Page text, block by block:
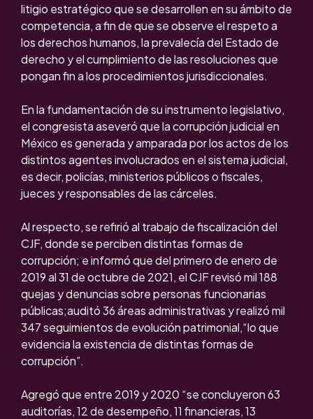
litigio estratégico que se desarrollen en su ámbito de
competencia, a fin de que se observe el respeto a
los derechos humanos, la prevalecía del Estado de
derecho y el cumplimiento de las resoluciones que
pongan fin a los procedimientos jurisdiccionales.
En la fundamentación de su instrumento legislativo,
el congresista aseveró que la corrupción judicial en
México es generada y amparada por los actos de los
distintos agentes involucrados en el sistema judicial,
es decir, policías, ministerios públicos o fiscales,
jueces y responsables de las cárceles.
Al respecto, se refirió al trabajo de fiscalización del
CJF, donde se perciben distintas formas de
corrupción; e informó que del primero de enero de
2019 al 31 de octubre de 2021, el CJF revisó mil 188
quejas y denuncias sobre personas funcionarias
públicas;auditó 36 áreas administrativas y realizó mil
347 seguimientos de evolución patrimonial,“lo que
evidencia la existencia de distintas formas de
corrupción”.
Agregó que entre 2019 y 2020 “se concluyeron 63
auditorías, 12 de desempeño, 11 financieras, 13